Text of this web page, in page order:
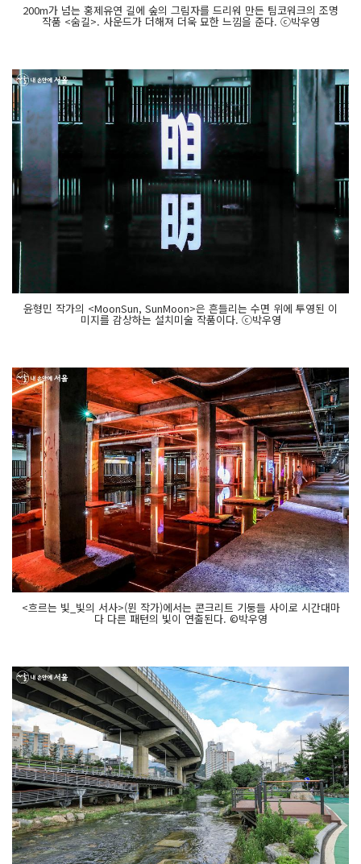
200m가 넘는 홍제유연 길에 숲의 그림자를 드리워 만든 팀코워크의 조명
작품 <숨길>. 사운드가 더해져 더욱 묘한 느낌을 준다. ⓒ박우영
윤형민 작가의 <MoonSun, SunMoon>은 흔들리는 수면 위에 투영된 이
미지를 감상하는 설치미술 작품이다. ⓒ박우영
<흐르는 빛_빛의 서사>(뮌 작가)에서는 콘크리트 기둥들 사이로 시간대마
다 다른 패턴의 빛이 연출된다. ©박우영